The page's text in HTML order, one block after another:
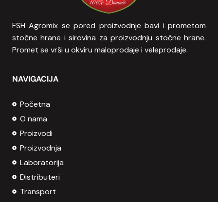
FSH Agromix se pored proizvodnje bavi i prometom
stočne hrane i sirovina za proizvodnju stočne hrane.
Promet se vrši u okviru maloprodaje i veleprodaje.
NAVIGACIJA
Početna
O nama
Proizvodi
Proizvodnja
Laboratorija
Distributeri
Transport